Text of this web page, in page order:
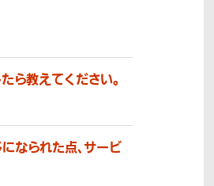
ら教えてください。
なられた点、サービ